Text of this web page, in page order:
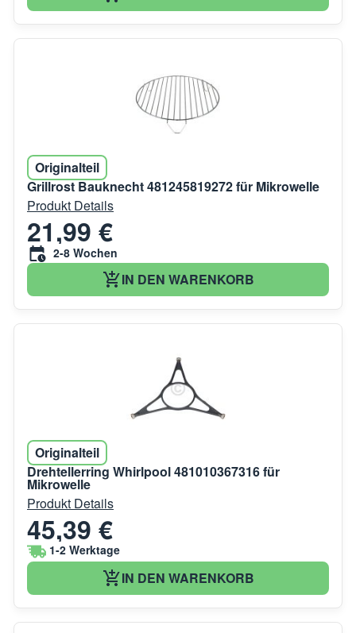
Originalteil
Grillrost Bauknecht 481245819272 für Mikrowelle
Produkt Details
21,99 €
2-8 Wochen
IN DEN WARENKORB
Originalteil
Drehtellerring Whirlpool 481010367316 für
Mikrowelle
Produkt Details
45,39 €
1-2 Werktage
IN DEN WARENKORB